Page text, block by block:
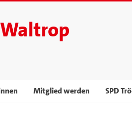
Mitglied werden SPD